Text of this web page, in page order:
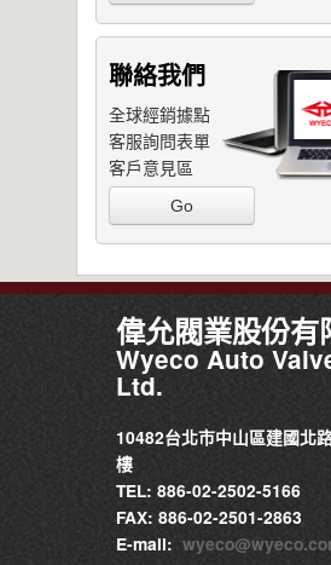
聯絡我們
全球經銷據點
客服詢問表單
客戶意見區
Go
偉允閥業股份有
Wyeco Auto
Ltd.
10482台北市中山區建國北
樓
TEL: 886-02-2502-5166
FAX: 886-02-2501-2863
E-mail: